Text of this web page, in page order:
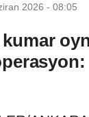
2026 - 08:05